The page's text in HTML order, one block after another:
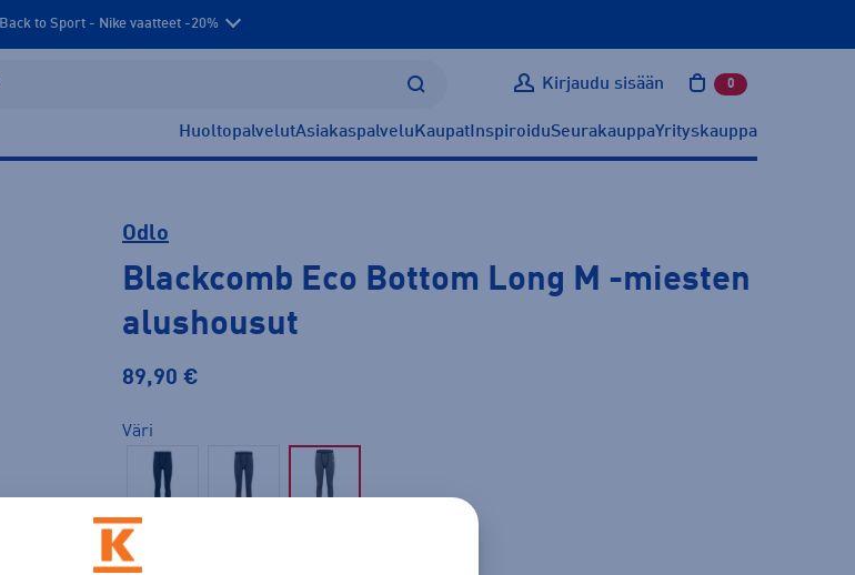
Back to Sport - Nike vaatteet -20%
Kirjaudu sisään 0 tuotetta
HuoltopalvelutAsiakaspalvelu Kaupat InspiroiduSeurakauppaYrityskauppa
Odlo
Blackcomb Eco Bottom Long M -miesten
alushousut
89,90 €
Väri